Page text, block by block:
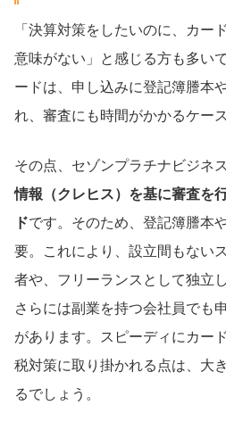
「決算対策をしたいのに、カー
意味がない」と感じる方も多い
ードは、申し込みに登記簿謄本
れ、審査にも時間がかかるケー
その点、セゾンプラチナビジネ
情報（クレヒス）を基に審査を
ドです。そのため、登記簿謄本
要。これにより、設立間もない
者や、フリーランスとして独立
さらには副業を持つ会社員でも
があります。スピーディにカー
税対策に取り掛かれる点は、大
るでしょう。